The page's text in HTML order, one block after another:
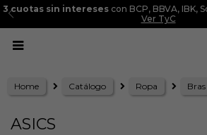
3 cuotas sin intereses con BCP, BBVA, IBK,
Ver TyC

Home Catálogo Ropa Bras
ASICS